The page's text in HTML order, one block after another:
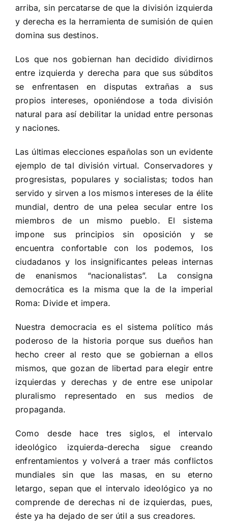
arriba, sin percatarse de que la división izquierda
y derecha es la herramienta de sumisión de quien
domina sus destinos.
Los que nos gobiernan han decidido dividirnos
entre izquierda y derecha para que sus súbditos
se enfrentasen en disputas extrañas a sus
propios intereses, oponiéndose a toda división
natural para así debilitar la unidad entre personas
y naciones.
Las últimas elecciones españolas son un evidente
ejemplo de tal división virtual. Conservadores y
progresistas, populares y socialistas; todos han
servido y sirven a los mismos intereses de la élite
mundial, dentro de una pelea secular entre los
miembros de un mismo pueblo. El sistema
impone sus principios sin oposición y se
encuentra confortable con los podemos, los
ciudadanos y los insignificantes peleas internas
de enanismos “nacionalistas”. La consigna
democrática es la misma que la de la imperial
Roma: Divide et impera.
Nuestra democracia es el sistema político más
poderoso de la historia porque sus dueños han
hecho creer al resto que se gobiernan a ellos
mismos, que gozan de libertad para elegir entre
izquierdas y derechas y de entre ese unipolar
pluralismo representado en sus medios de
propaganda.
Como desde hace tres siglos, el intervalo
ideológico izquierda-derecha sigue creando
enfrentamientos y volverá a traer más conflictos
mundiales sin que las masas, en su eterno
letargo, sepan que el intervalo ideológico ya no
comprende de derechas ni de izquierdas, pues,
éste ya ha dejado de ser útil a sus creadores.